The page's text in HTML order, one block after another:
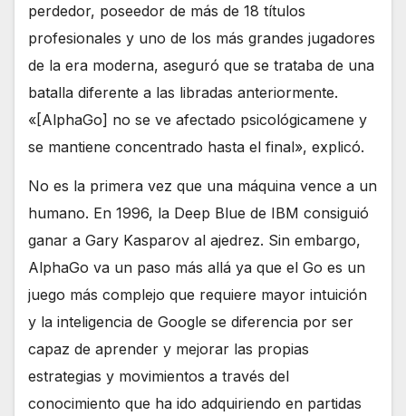
perdedor, poseedor de más de 18 títulos
profesionales y uno de los más grandes jugadores
de la era moderna, aseguró que se trataba de una
batalla diferente a las libradas anteriormente.
«[AlphaGo] no se ve afectado psicológicamene y
se mantiene concentrado hasta el final», explicó.
No es la primera vez que una máquina vence a un
humano. En 1996, la Deep Blue de IBM consiguió
ganar a Gary Kasparov al ajedrez. Sin embargo,
AlphaGo va un paso más allá ya que el Go es un
juego más complejo que requiere mayor intuición
y la inteligencia de Google se diferencia por ser
capaz de aprender y mejorar las propias
estrategias y movimientos a través del
conocimiento que ha ido adquiriendo en partidas